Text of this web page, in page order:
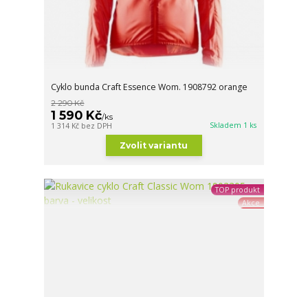
Cyklo bunda Craft Essence Wom. 1908792 orange
2 290 Kč
1 590 Kč/ks
1 314 Kč bez DPH Skladem 1 ks
Zvolit variantu
TOP produkt
Akce